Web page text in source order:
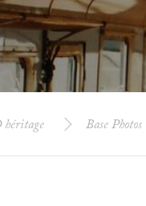
Base Photos